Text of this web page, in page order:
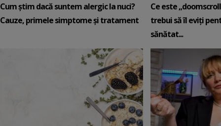
Cum știm dacă suntem alergic la nuci?
Cauze, primele simptome și tratament
Ce este
trebui să îl eviți
sănătat...